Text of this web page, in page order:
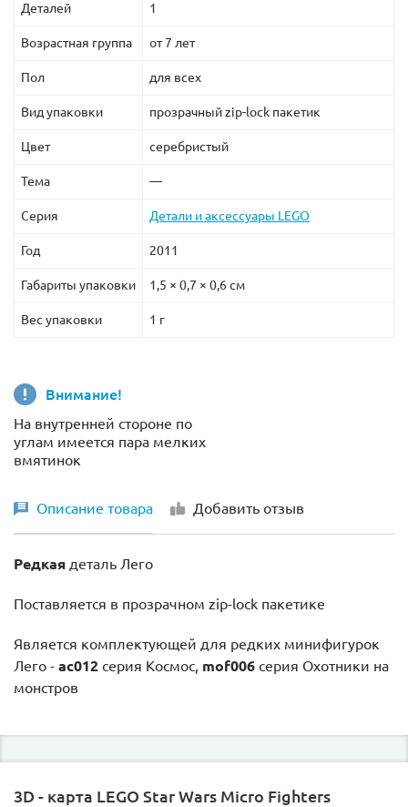
Деталей 1
Возрастная группа от 7 лет
Пол для всех
Вид упаковки прозрачный zip-lock пакетик
Цвет серебристый
Тема —
Серия Детали и аксессуары LEGO
Год 2011
Габариты упаковки 1,5 × 0,7 × 0,6 см
Вес упаковки 1 г
Внимание!
На внутренней стороне по
углам имеется пара мелких
вмятинок
Описание товара Добавить отзыв
Редкая деталь Лего
Поставляется в прозрачном zip-lock пакетике
Является комплектующей для редких минифигурок
Лего - ac012 серия Космос, mof006 серия Охотники на
монстров
3D - карта LEGO Star Wars Micro Fighters